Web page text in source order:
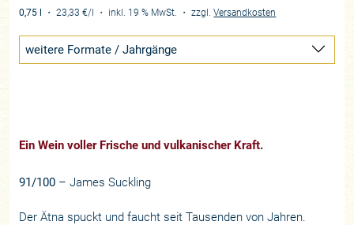
0,75 l
・23,33 €/l ・ inkl. 19 % MwSt. ・zzgl.Versandkosten
weitere Formate / Jahrgänge
Ein Wein voller Frische und vulkanischer Kraft.
91/100 – James Suckling
Der Ätna spuckt und faucht seit Tausenden von Jahren.